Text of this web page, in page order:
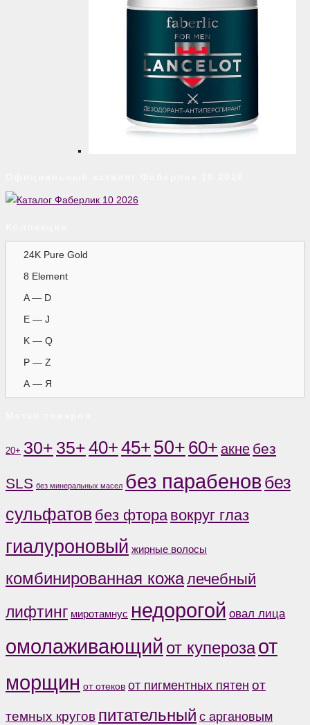
24K Pure Gold
8 Element
A — D
E — J
K — Q
P — Z
А — Я
20+ 30+ 35+40+45+ 50+ 60+ акне без
SLS без минеральных масел без парабеновбез
сульфатов без фтора вокруг глаз
гиалуроновый жирные волосы
комбинированная кожалечебный
лифтинг миротамнус недорогой овал лица
омолаживающий от куперозаот
морщин от отеков от пигментных пятен от
темных кругов питательный с аргановым